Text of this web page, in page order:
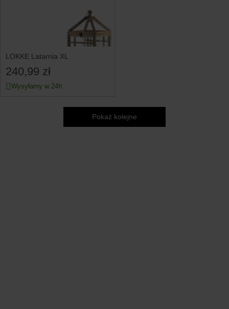
LOKKE Latarnia XL
240,99 zł
Wysyłamy w 24h
Pokaż kolejne